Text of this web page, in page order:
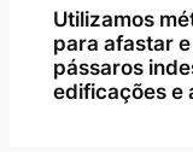
Utilizamos
para afastar
pássaros
edificações e